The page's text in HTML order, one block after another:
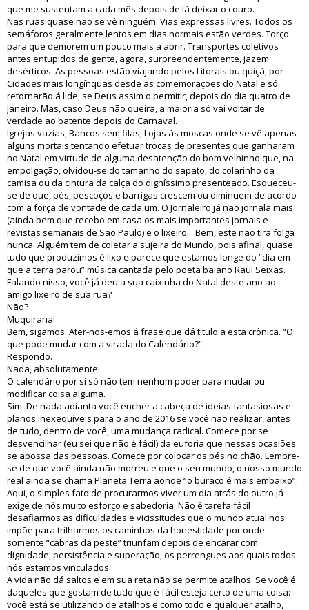
que me sustentam a cada mês depois de lá deixar o couro.
Nas ruas quase não se vê ninguém. Vias expressas livres. Todos os
semáforos geralmente lentos em dias normais estão verdes. Torço
para que demorem um pouco mais a abrir. Transportes coletivos
antes entupidos de gente, agora, surpreendentemente, jazem
desérticos. As pessoas estão viajando pelos Litorais ou quiçá, por
Cidades mais longínquas desde as comemorações do Natal e só
retornarão á lide, se Deus assim o permitir, depois do dia quatro de
Janeiro. Mas, caso Deus não queira, a maioria só vai voltar de
verdade ao batente depois do Carnaval.
Igrejas vazias, Bancos sem filas, Lojas ás moscas onde se vê apenas
alguns mortais tentando efetuar trocas de presentes que ganharam
no Natal em virtude de alguma desatenção do bom velhinho que, na
empolgação, olvidou-se do tamanho do sapato, do colarinho da
camisa ou da cintura da calça do digníssimo presenteado. Esqueceu-
se de que, pés, pescoços e barrigas crescem ou diminuem de acordo
com a força de vontade de cada um. O Jornaleiro já não jornala mais
(ainda bem que recebo em casa os mais importantes jornais e
revistas semanais de São Paulo) e o lixeiro... Bem, este não tira folga
nunca. Alguém tem de coletar a sujeira do Mundo, pois afinal, quase
tudo que produzimos é lixo e parece que estamos longe do “dia em
que a terra parou” música cantada pelo poeta baiano Raul Seixas.
Falando nisso, você já deu a sua caixinha do Natal deste ano ao
amigo lixeiro de sua rua?
Não?
Muquirana!
Bem, sigamos. Ater-nos-emos á frase que dá titulo a esta crônica. “O
que pode mudar com a virada do Calendário?”.
Respondo.
Nada, absolutamente!
O calendário por si só não tem nenhum poder para mudar ou
modificar coisa alguma.
Sim. De nada adianta você encher a cabeça de ideias fantasiosas e
planos inexequíveis para o ano de 2016 se você não realizar, antes
de tudo, dentro de você, uma mudança radical. Comece por se
desvencilhar (eu sei que não é fácil) da euforia que nessas ocasiões
se apossa das pessoas. Comece por colocar os pés no chão. Lembre-
se de que você ainda não morreu e que o seu mundo, o nosso mundo
real ainda se chama Planeta Terra aonde “o buraco é mais embaixo”.
Aqui, o simples fato de procurarmos viver um dia atrás do outro já
exige de nós muito esforço e sabedoria. Não é tarefa fácil
desafiarmos as dificuldades e vicissitudes que o mundo atual nos
impõe para trilharmos os caminhos da honestidade por onde
somente “cabras da peste” triunfam depois de encarar com
dignidade, persistência e superação, os perrengues aos quais todos
nós estamos vinculados.
A vida não dá saltos e em sua reta não se permite atalhos. Se você é
daqueles que gostam de tudo que é fácil esteja certo de uma coisa:
você está se utilizando de atalhos e como todo e qualquer atalho,